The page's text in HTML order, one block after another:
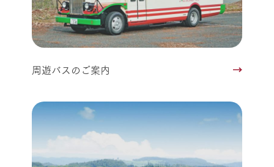
周遊バスのご案内